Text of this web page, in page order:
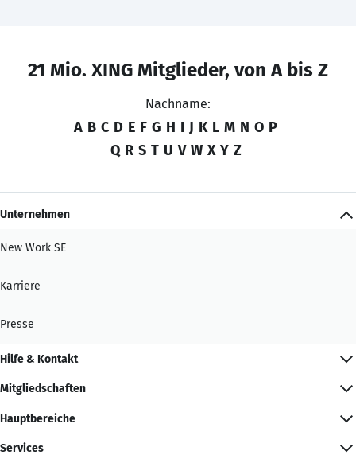
21 Mio. XING Mitglieder, von A bis Z
Nachname:
A B C D E F G H I J K L M N O P
Q R S T U V W X Y Z
Unternehmen
New Work SE
Karriere
Presse
Hilfe & Kontakt
Mitgliedschaften
Hauptbereiche
Services